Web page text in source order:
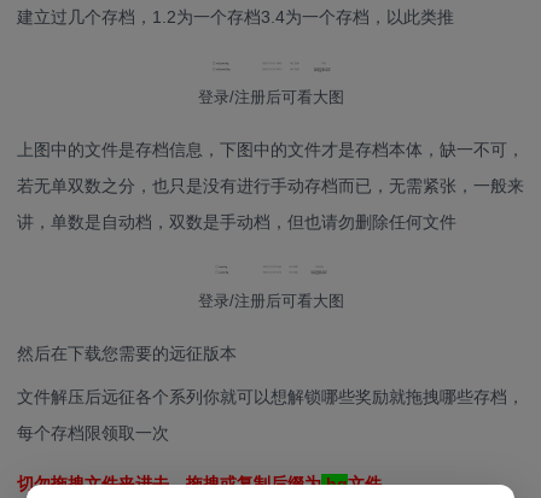
建立过几个存档，1.2为一个存档3.4为一个存档，以此类推
登录/注册后可看大图
上图中的文件是存档信息，下图中的文件才是存档本体，缺一不可，
若无单双数之分，也只是没有进行手动存档而已，无需紧张，一般来
讲，单数是自动档，双数是手动档，但也请勿删除任何文件
登录/注册后可看大图
然后在下载您需要的远征版本
文件解压后远征各个系列你就可以想解锁哪些奖励就拖拽哪些存档，
每个存档限领取一次
切勿拖拽文件夹进去，拖拽或复制后缀为.hg文件